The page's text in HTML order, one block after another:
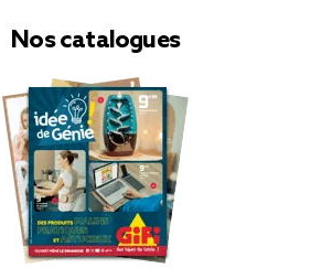
Nos catalogues